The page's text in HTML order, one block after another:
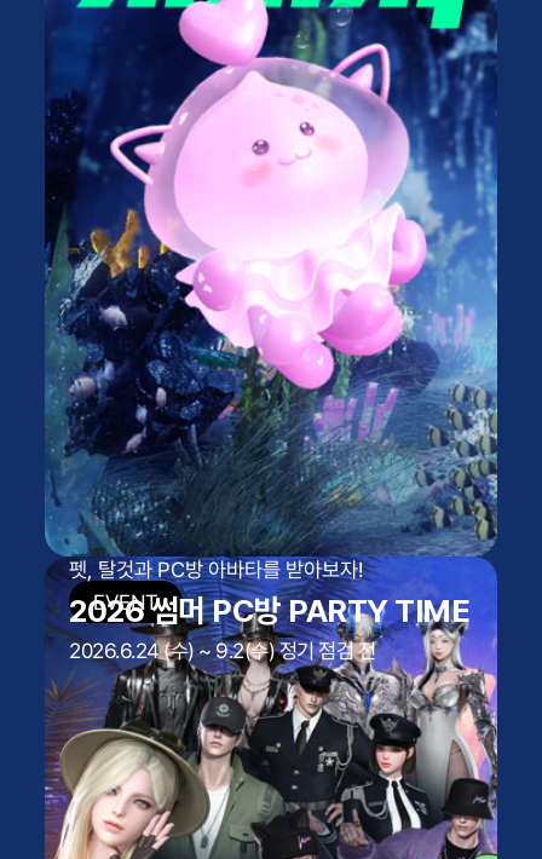
펫, 탈것과 PC방 아바타를 받아보자!
2026 썸머 PC방 PARTY TIME
2026.6.24 (수) ~ 9.2(수) 정기 점검 전